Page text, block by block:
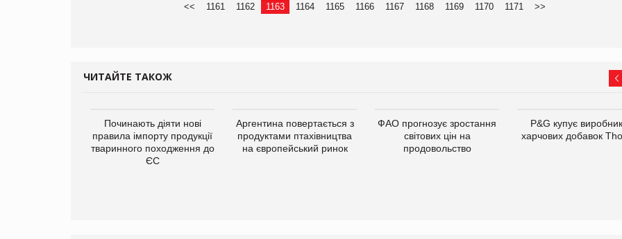
<< 1161 1162 1163 1164 1165 1166 1167 1168 1169 1170 1171 >>
ЧИТАЙТЕ ТАКОЖ
Починають діяти нові
правила імпорту продукції
тваринного походження до
ЄС
Аргентина повертається з
продуктами птахівництва
на європейський ринок
ФАО прогнозує зростання
світових цін на
продовольство
P&G купує
харчових добавок